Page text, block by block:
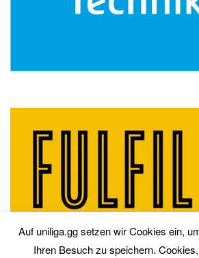
Auf uniliga.gg setzen wir Cookies ein,
Ihren Besuch zu speichern.